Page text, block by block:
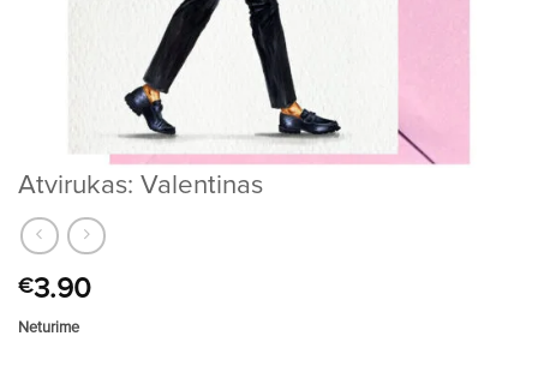
Atvirukas: Valentinas
€3.90
Neturime